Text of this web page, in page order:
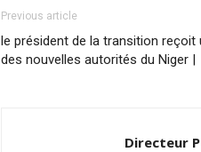
Previous article
le président de la transition reçoit
des nouvelles autorités du Niger |
Directeur